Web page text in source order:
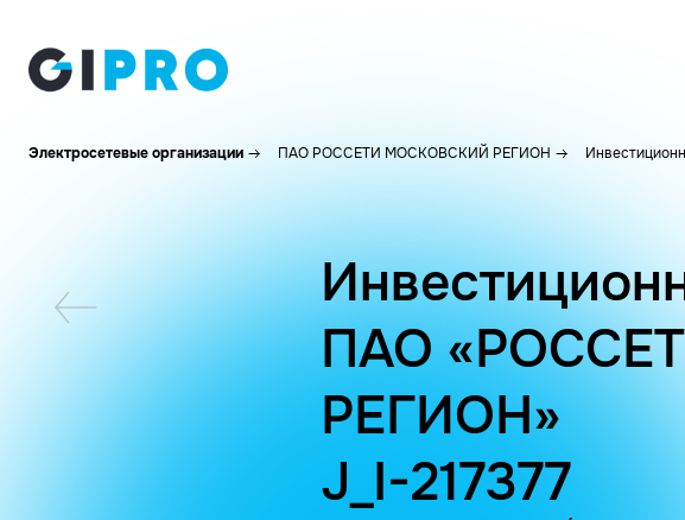
Электросетевые организации ПАО РОССЕТИ МОСКОВСКИЙ РЕГИОН
ПАО
РЕГИОН»
J_I-217377